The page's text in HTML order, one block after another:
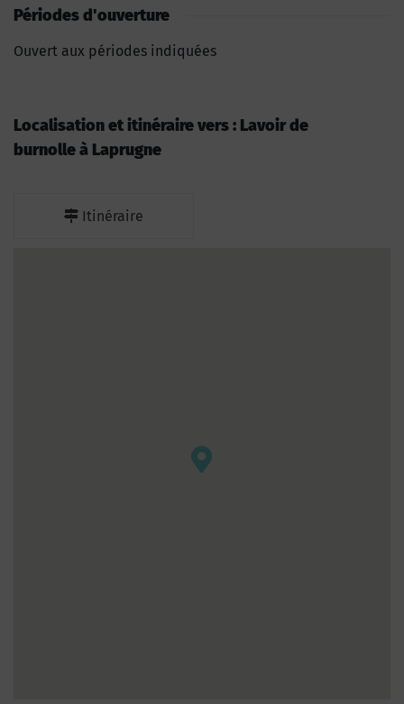
Périodes d'ouverture
Ouvert aux périodes indiquées
Localisation et itinéraire vers : Lavoir de
burnolle à Laprugne
Itinéraire